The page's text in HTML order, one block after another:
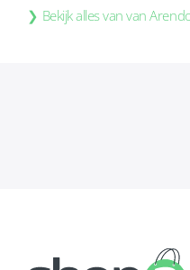
Bekijk alles van van